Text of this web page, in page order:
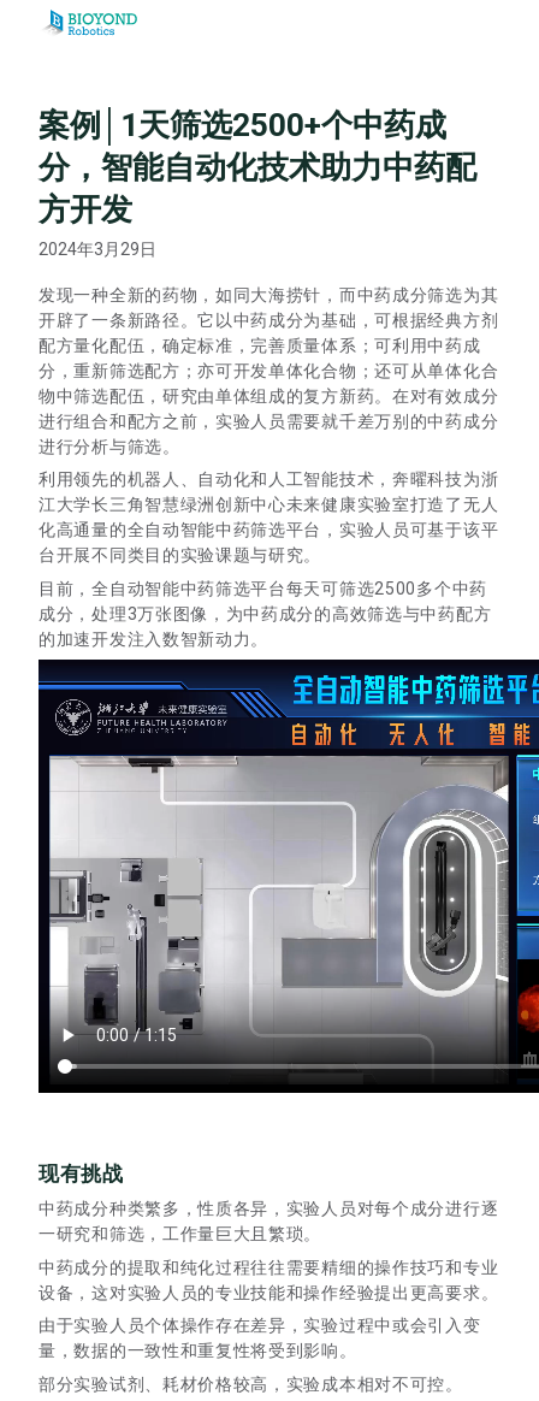
案例│1天筛选2500+个中药成
分，智能自动化技术助力中药配
方开发
2024年3月29日
发现一种全新的药物，如同大海捞针，而中药成分筛选为其
开辟了一条新路径。它以中药成分为基础，可根据经典方剂
配方量化配伍，确定标准，完善质量体系；可利用中药成
分，重新筛选配方；亦可开发单体化合物；还可从单体化合
物中筛选配伍，研究由单体组成的复方新药。在对有效成分
进行组合和配方之前，实验人员需要就千差万别的中药成分
进行分析与筛选。
利用领先的机器人、自动化和人工智能技术，奔曜科技为浙
江大学长三角智慧绿洲创新中心未来健康实验室打造了无人
化高通量的全自动智能中药筛选平台，实验人员可基于该平
台开展不同类目的实验课题与研究。
目前，全自动智能中药筛选平台每天可筛选2500多个中药
成分，处理3万张图像，为中药成分的高效筛选与中药配方
的加速开发注入数智新动力。
现有挑战
中药成分种类繁多，性质各异，实验人员对每个成分进行逐
一研究和筛选，工作量巨大且繁琐。
中药成分的提取和纯化过程往往需要精细的操作技巧和专业
设备，这对实验人员的专业技能和操作经验提出更高要求。
由于实验人员个体操作存在差异，实验过程中或会引入变
量，数据的一致性和重复性将受到影响。
部分实验试剂、耗材价格较高，实验成本相对不可控。